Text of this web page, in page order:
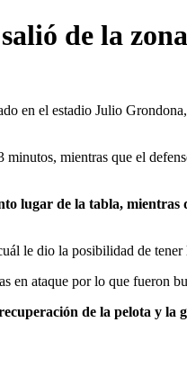
de la
en el estadio Julio
mientras que el
lugar de la tabla,
le dio la posibilidad de
ataque por lo que fueron
de la pelota y